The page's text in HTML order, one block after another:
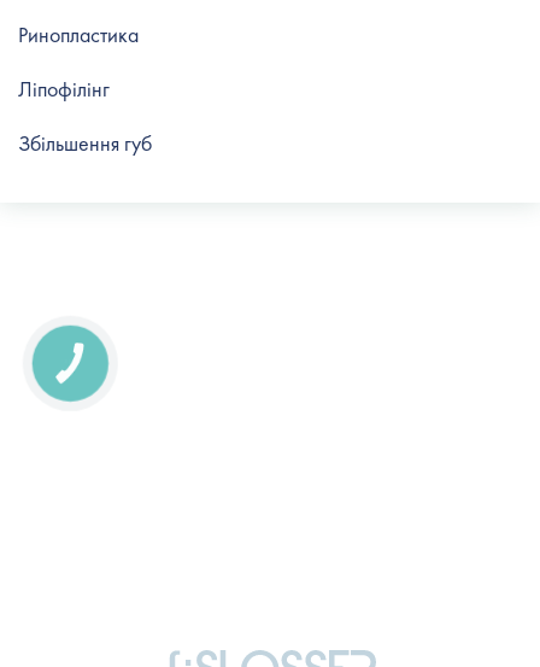
Ринопластика
Ліпофілінг
Збільшення губ
КНОПКА
СВЯЗИ